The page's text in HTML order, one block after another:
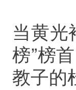
当黄光
榜”榜
教子的